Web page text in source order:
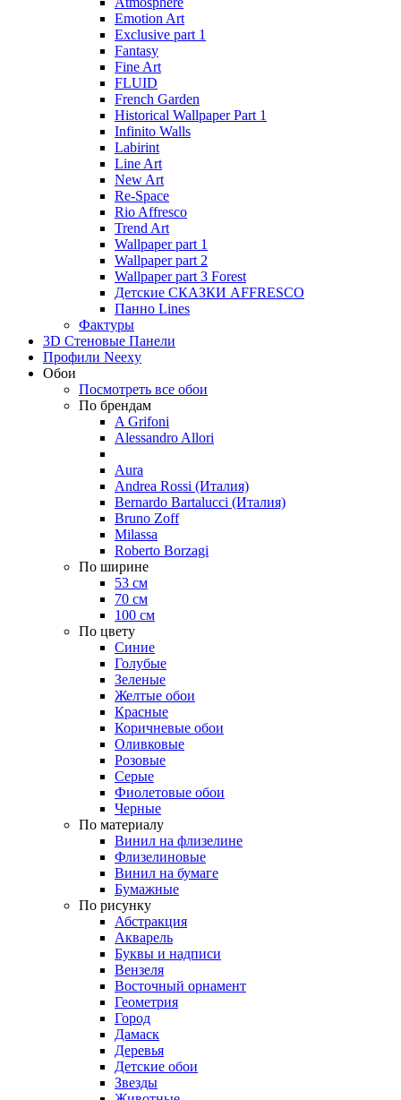
Emotion Art
Exclusive part 1
Fantasy
Fine Art
FLUID
French Garden
Historical Wallpaper Part 1
Infinito Walls
Labirint
Line Art
New Art
Re-Space
Rio Affresco
Trend Art
Wallpaper part 1
Wallpaper part 2
Wallpaper part 3 Forest
Детские СКАЗКИ AFFRESCO
Панно Lines
Фактуры
3D Стеновые Панели
Профили Neexy
Обои
Посмотреть все обои
По брендам
A Grifoni
Alessandro Allori
Aura
Andrea Rossi (Италия)
Bernardo Bartalucci (Италия)
Bruno Zoff
Milassa
Roberto Borzagi
По ширине
53 см
70 см
100 см
По цвету
Синие
Голубые
Зеленые
Желтые обои
Красные
Коричневые обои
Оливковые
Розовые
Серые
Фиолетовые обои
Черные
По материалу
Винил на флизелине
Флизелиновые
Винил на бумаге
Бумажные
По рисунку
Абстракция
Акварель
Буквы и надписи
Вензеля
Восточный орнамент
Геометрия
Город
Дамаск
Деревья
Детские обои
Звезды